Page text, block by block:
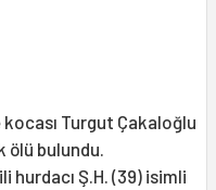
kocası Turgut Çakaloğlu
ölü bulundu.
hurdacı Ş.H. (39) isimli